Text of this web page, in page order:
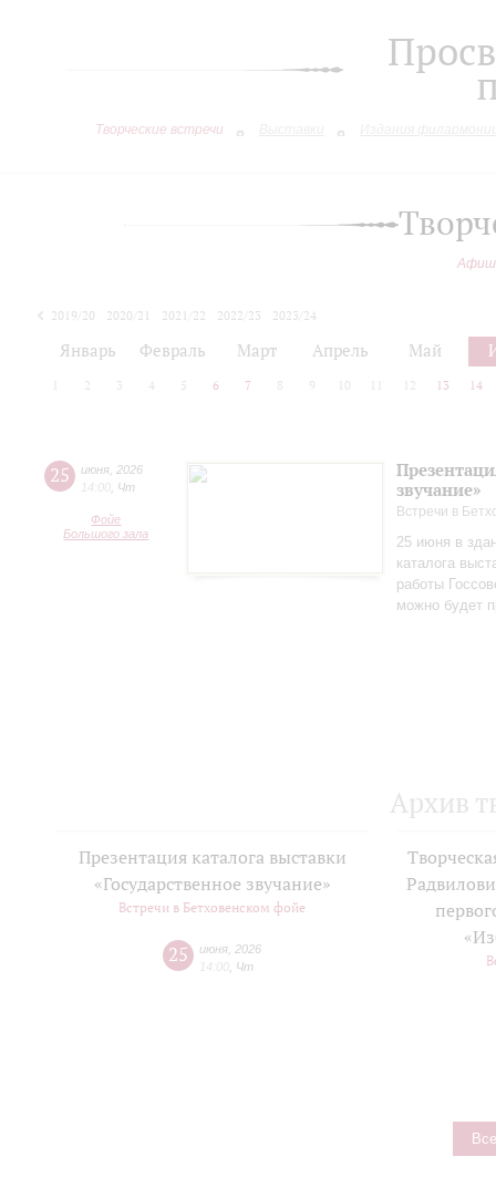
Творческие встречи
2019/20 2020/21 2021/22 2022/23
2023/24
Январь Февраль Март Апрель Май
2 3 4 5 6 7 8 9 10 12 13 14
25 июня 2026
14:00 Чт
Фойе
Большого зала
звучание»
Встречи в
25 июня в
каталога
работы
можно будет
Архив
Презентация каталога выставки
«Государственное звучание»
Встречи в Бетховенском фойе
25 июня 2026
14:00 Чт